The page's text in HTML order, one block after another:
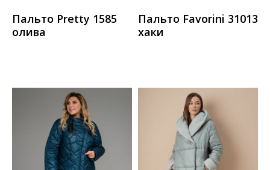
Пальто Pretty 1585
олива
Пальто Favorini 31013
хаки